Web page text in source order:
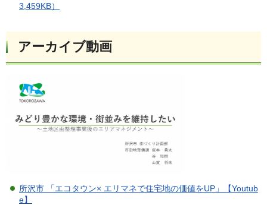
3,459KB）
アーカイブ動画
所沢市 「エコタウン× エリマネで住宅地の価値をUP」【Youtub
e】